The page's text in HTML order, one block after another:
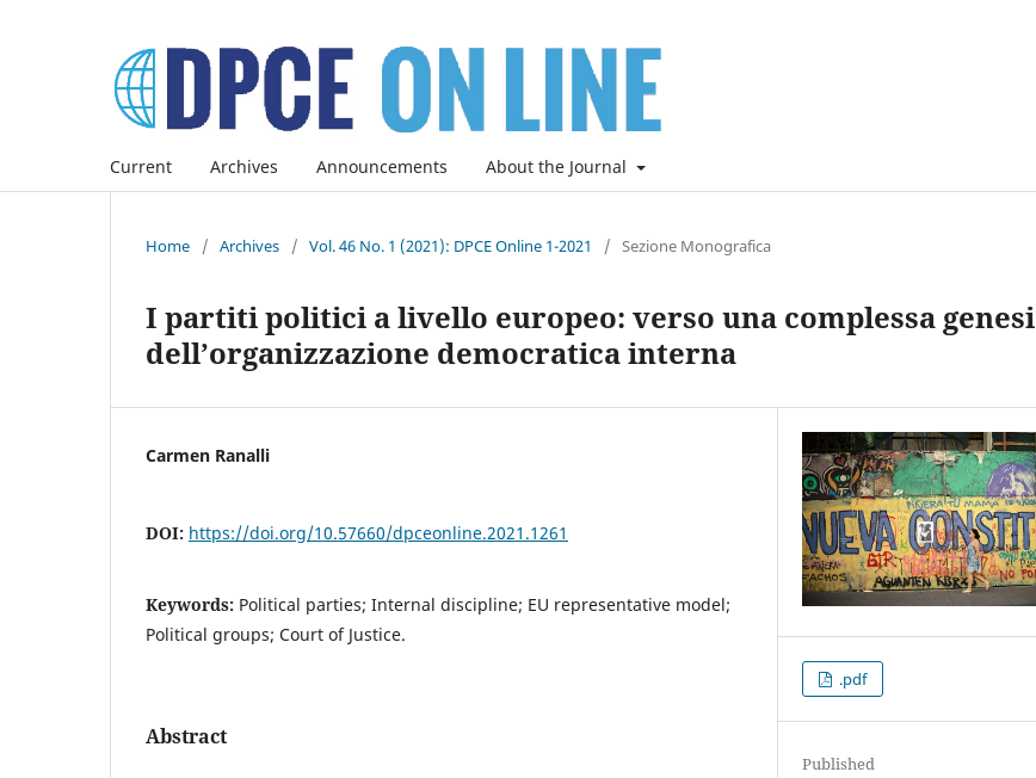
Current Archives Announcements About the Journal
Home / Archives / Vol. 46 No. 1 (2021): DPCE Online 1-2021 / Sezione Monografica
I partiti politici a livello europeo: verso una complessa genesi
dell’organizzazione democratica interna
Carmen Ranalli
DOI: https://doi.org/10.57660/dpceonline.2021.1261
Keywords: Political parties; Internal discipline; EU representative model;
Political groups; Court of Justice.
Abstract
.pdf
Published